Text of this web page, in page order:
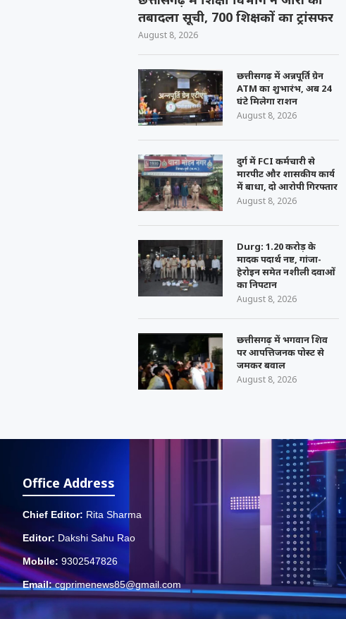
तबादला सूची, 700 शिक्षकों का ट्रांसफर
August 8, 2026
छत्तीसगढ़ में अन्नपूर्ति ग्रेन
ATM का शुभारंभ, अब 24
घंटे मिलेगा राशन
August 8, 2026
दुर्ग में FCI कर्मचारी से
मारपीट और शासकीय कार्य
में बाधा, दो आरोपी गिरफ्तार
August 8, 2026
Durg: 1.20 करोड़ के
मादक पदार्थ नष्ट, गांजा-
हेरोइन समेत नशीली दवाओं
का निपटान
August 8, 2026
छत्तीसगढ़ में भगवान शिव
पर आपत्तिजनक पोस्ट से
जमकर बवाल
August 8, 2026
Office Address
Chief Editor: Rita Sharma
Editor: Dakshi Sahu Rao
Mobile: 9302547826
Email: cgprimenews85@gmail.com